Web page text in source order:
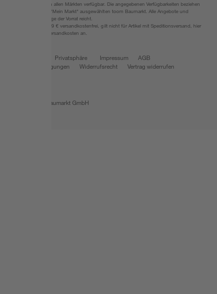
Umständen nicht in allen Märkten verfügbar. Die angegebenen Verfügbarkeiten beziehen
sich auf den unter "Mein Markt" ausgewählten toom Baumarkt. Alle Angebote und
Produkte nur solange der Vorrat reicht.
*Paketversand ab 59 € versandkostenfrei, gilt nicht für Artikel mit Speditionsversand, hier
fallen zusätzliche Versandkosten an.
Privatsphäre Impressum
AGB
Nutzungsbedingungen
Widerrufsrecht
Vertrag widerrufen
© 2026 toom Baumarkt GmbH